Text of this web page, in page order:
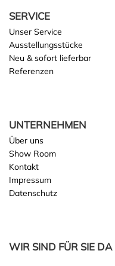
SERVICE
Unser Service
Ausstellungsstücke
Neu & sofort lieferbar
Referenzen
UNTERNEHMEN
Über uns
Show Room
Kontakt
Impressum
Datenschutz
WIR SIND FÜR SIE DA